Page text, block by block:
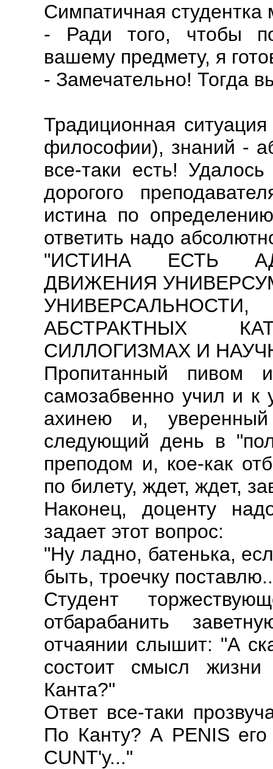
Симпатичная
- Ради того, чтобы
вашему предмету, я
- Замечательно! Тогда
Традиционная
философии), знаний -
все-таки есть!
дорогого
истина по
ответить надо
"ИСТИНА ЕСТЬ
ДВИЖЕНИЯ
АБСТРАКТНЫХ
СИЛЛОГИЗМАХ И
Пропитанный
самозабвенно учил и к
ахинею и,
следующий день в
преподом и, кое-как
по билету, ждет, ждет,
Наконец, доценту
задает этот вопрос:
"Ну ладно, батенька,
быть, троечку
Студент
отбарабанить
отчаянии слышит: "А
состоит смысл
Канта?"
Ответ все-таки
По Канту? А PENIS
CUNT'у..."